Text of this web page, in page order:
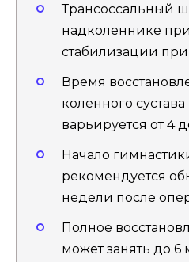
Трансоссальный
надколеннике
стабилизации
Время
коленного
варьируется от 4
Начало
рекомендуется
недели после
Полное
может занять до 6